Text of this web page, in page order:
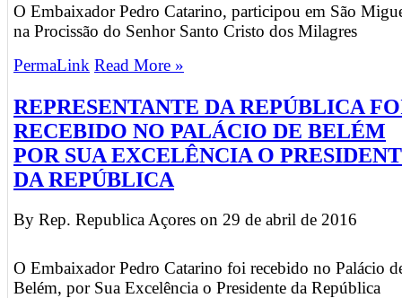
O Embaixador Pedro Catarino, participou em São
na Procissão do Senhor Santo Cristo dos Milagres
PermaLink Read More »
REPRESENTANTE DA REPÚBLICA
RECEBIDO NO PALÁCIO DE BELÉM
POR SUA EXCELÊNCIA O
DA REPÚBLICA
By Rep. Republica Açores on 29 de abril de 2016
O Embaixador Pedro Catarino foi recebido no Palácio
Belém, por Sua Excelência o Presidente da República